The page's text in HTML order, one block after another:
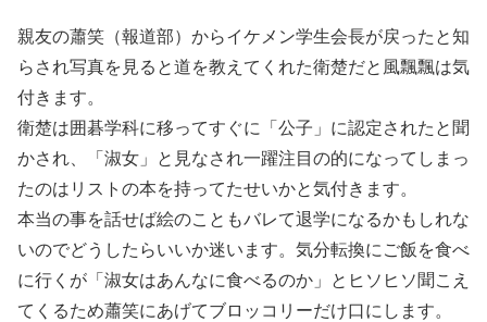
親友の蕭笑（報道部）からイケメン学生会長が戻ったと知
らされ写真を見ると道を教えてくれた衛楚だと風飄飄は気
付きます。
衛楚は囲碁学科に移ってすぐに「公子」に認定されたと聞
かされ、「淑女」と見なされ一躍注目の的になってしまっ
たのはリストの本を持ってたせいかと気付きます。
本当の事を話せば絵のこともバレて退学になるかもしれな
いのでどうしたらいいか迷います。気分転換にご飯を食べ
に行くが「淑女はあんなに食べるのか」とヒソヒソ聞こえ
てくるため蕭笑にあげてブロッコリーだけ口にします。